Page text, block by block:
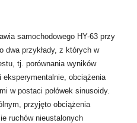
samochodowego HY-63 przy
dwa przykłady, z których w
tj. porównania wyników
obciążenia
w postaci połówek sinusoidy.
przyjęto obciążenia
ruchów nieustalonych